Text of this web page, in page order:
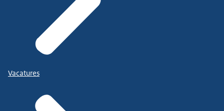
Vacatures